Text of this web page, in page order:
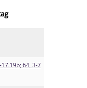
17.19b; 64, 3-7